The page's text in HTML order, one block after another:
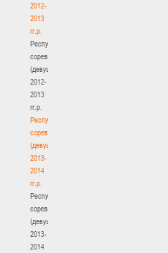
2012-
2013
гг.р.
Республиканские
соревнования
(девушки)
2012-
2013
гг.р.
Республиканские
соревнования
(девушки)
2013-
2014
гг.р.
Республиканские
соревнования
(девушки)
2013-
2014